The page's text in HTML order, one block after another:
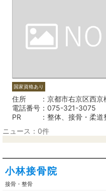
国家資格あり
住所
京都市右京区西京
電話番号
075-321-3075
PR
整体、接骨・柔道
ニュース：0件
小林接骨院
接骨・整骨